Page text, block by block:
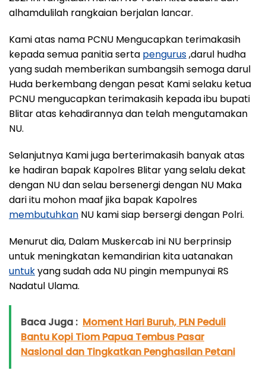
alhamdulilah rangkaian berjalan lancar.
Kami atas nama PCNU Mengucapkan terimakasih
kepada semua panitia serta pengurus,darul hudha
yang sudah memberikan sumbangsih semoga darul
Huda berkembang dengan pesat Kami selaku ketua
PCNU mengucapkan terimakasih kepada ibu bupati
Blitar atas kehadirannya dan telah mengutamakan
NU.
Selanjutnya Kami juga berterimakasih banyak atas
ke hadiran bapak Kapolres Blitar yang selalu dekat
dengan NU dan selau bersenergi dengan NU Maka
dari itu mohon maaf jika bapak Kapolres
membutuhkan NU kami siap bersergi dengan Polri.
Menurut dia, Dalam Muskercab ini NU berprinsip
untuk meningkatan kemandirian kita uatanakan
untukyang sudah ada NU pingin mempunyai RS
Nadatul Ulama.
Baca Juga : Moment Hari Buruh, PLN Peduli
Bantu Kopi Tiom Papua Tembus Pasar
Nasional dan Tingkatkan Penghasilan Petani